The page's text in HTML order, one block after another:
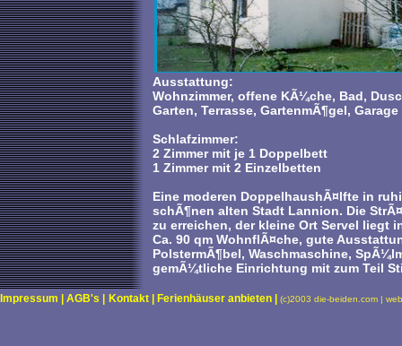
Ausstattung:
Wohnzimmer, offene KÃ¼che, Bad,
Garten, Terrasse, GartenmÃ¶gel, Garage
Schlafzimmer:
2 Zimmer mit je 1 Doppelbett
1 Zimmer mit 2 Einzelbetten
Eine moderen DoppelhaushÃ¤lfte in
schÃ¶nen alten Stadt Lannion. Die
zu erreichen, der kleine Ort Servel liegt
Ca. 90 qm WohnflÃ¤che, gute
PolstermÃ¶bel, Waschmaschine,
gemÃ¼tliche Einrichtung mit zum Teil
Impressum | AGB's | Kontakt | Ferienhäuser anbieten | (c)2003 die-beiden.com |